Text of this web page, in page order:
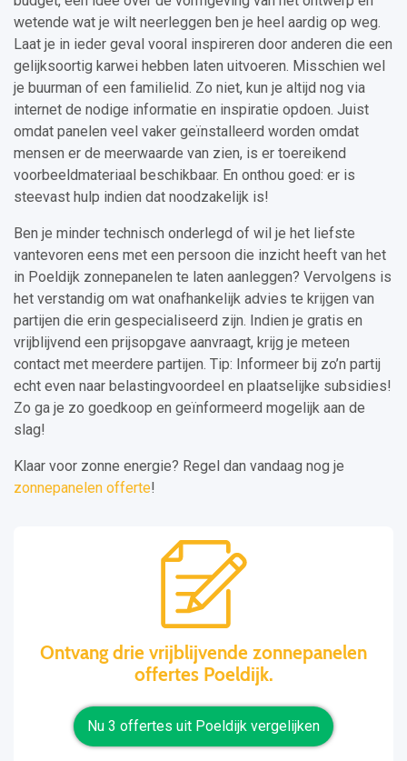
wetende wat je wilt neerleggen ben je heel aardig op weg.
Laat je in ieder geval vooral inspireren door anderen die een
gelijksoortig karwei hebben laten uitvoeren. Misschien wel
je buurman of een familielid. Zo niet, kun je altijd nog via
internet de nodige informatie en inspiratie opdoen. Juist
omdat panelen veel vaker geïnstalleerd worden omdat
mensen er de meerwaarde van zien, is er toereikend
voorbeeldmateriaal beschikbaar. En onthou goed: er is
steevast hulp indien dat noodzakelijk is!
Ben je minder technisch onderlegd of wil je het liefste
vantevoren eens met een persoon die inzicht heeft van het
in Poeldijk zonnepanelen te laten aanleggen? Vervolgens is
het verstandig om wat onafhankelijk advies te krijgen van
partijen die erin gespecialiseerd zijn. Indien je gratis en
vrijblijvend een prijsopgave aanvraagt, krijg je meteen
contact met meerdere partijen. Tip: Informeer bij zo’n partij
echt even naar belastingvoordeel en plaatselijke subsidies!
Zo ga je zo goedkoop en geïnformeerd mogelijk aan de
slag!
Klaar voor zonne energie? Regel dan vandaag nog je
zonnepanelen offerte!
Ontvang drie vrijblijvende zonnepanelen
offertes Poeldijk.
Nu 3 offertes uit Poeldijk vergelijken